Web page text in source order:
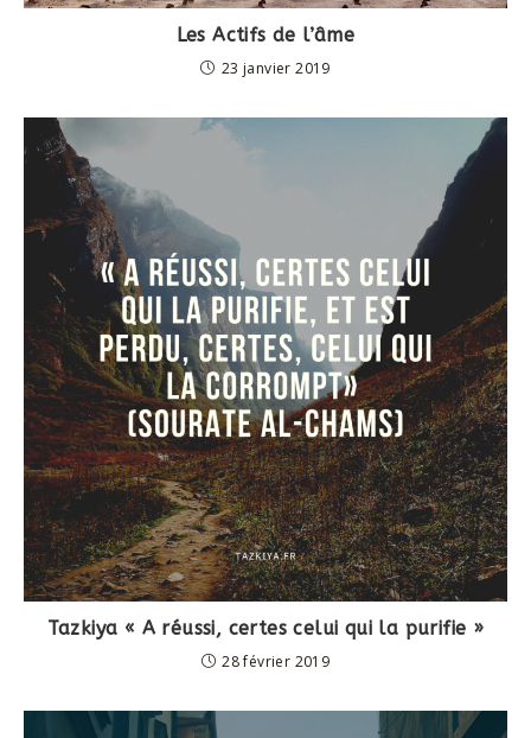
Les Actifs de l’âme
23 janvier 2019
Tazkiya « A réussi, certes celui qui la purifie »
28 février 2019